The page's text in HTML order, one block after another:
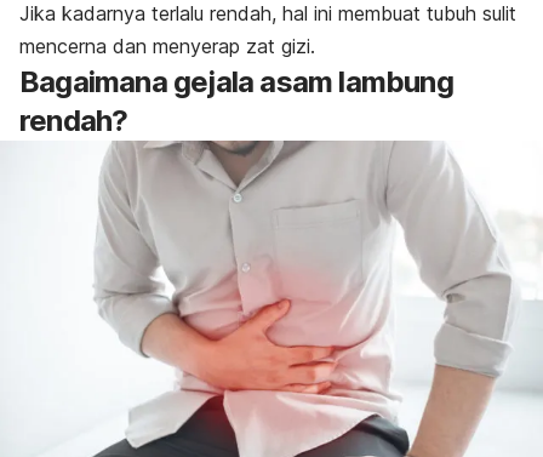
Jika kadarnya terlalu rendah, hal ini membuat tubuh sulit
mencerna dan menyerap zat gizi.
Bagaimana gejala asam lambung
rendah?